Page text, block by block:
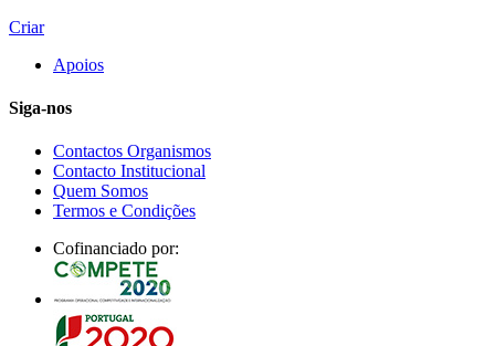
Criar
Apoios
Siga-nos
Contactos Organismos
Contacto Institucional
Quem Somos
Termos e Condições
Cofinanciado por: